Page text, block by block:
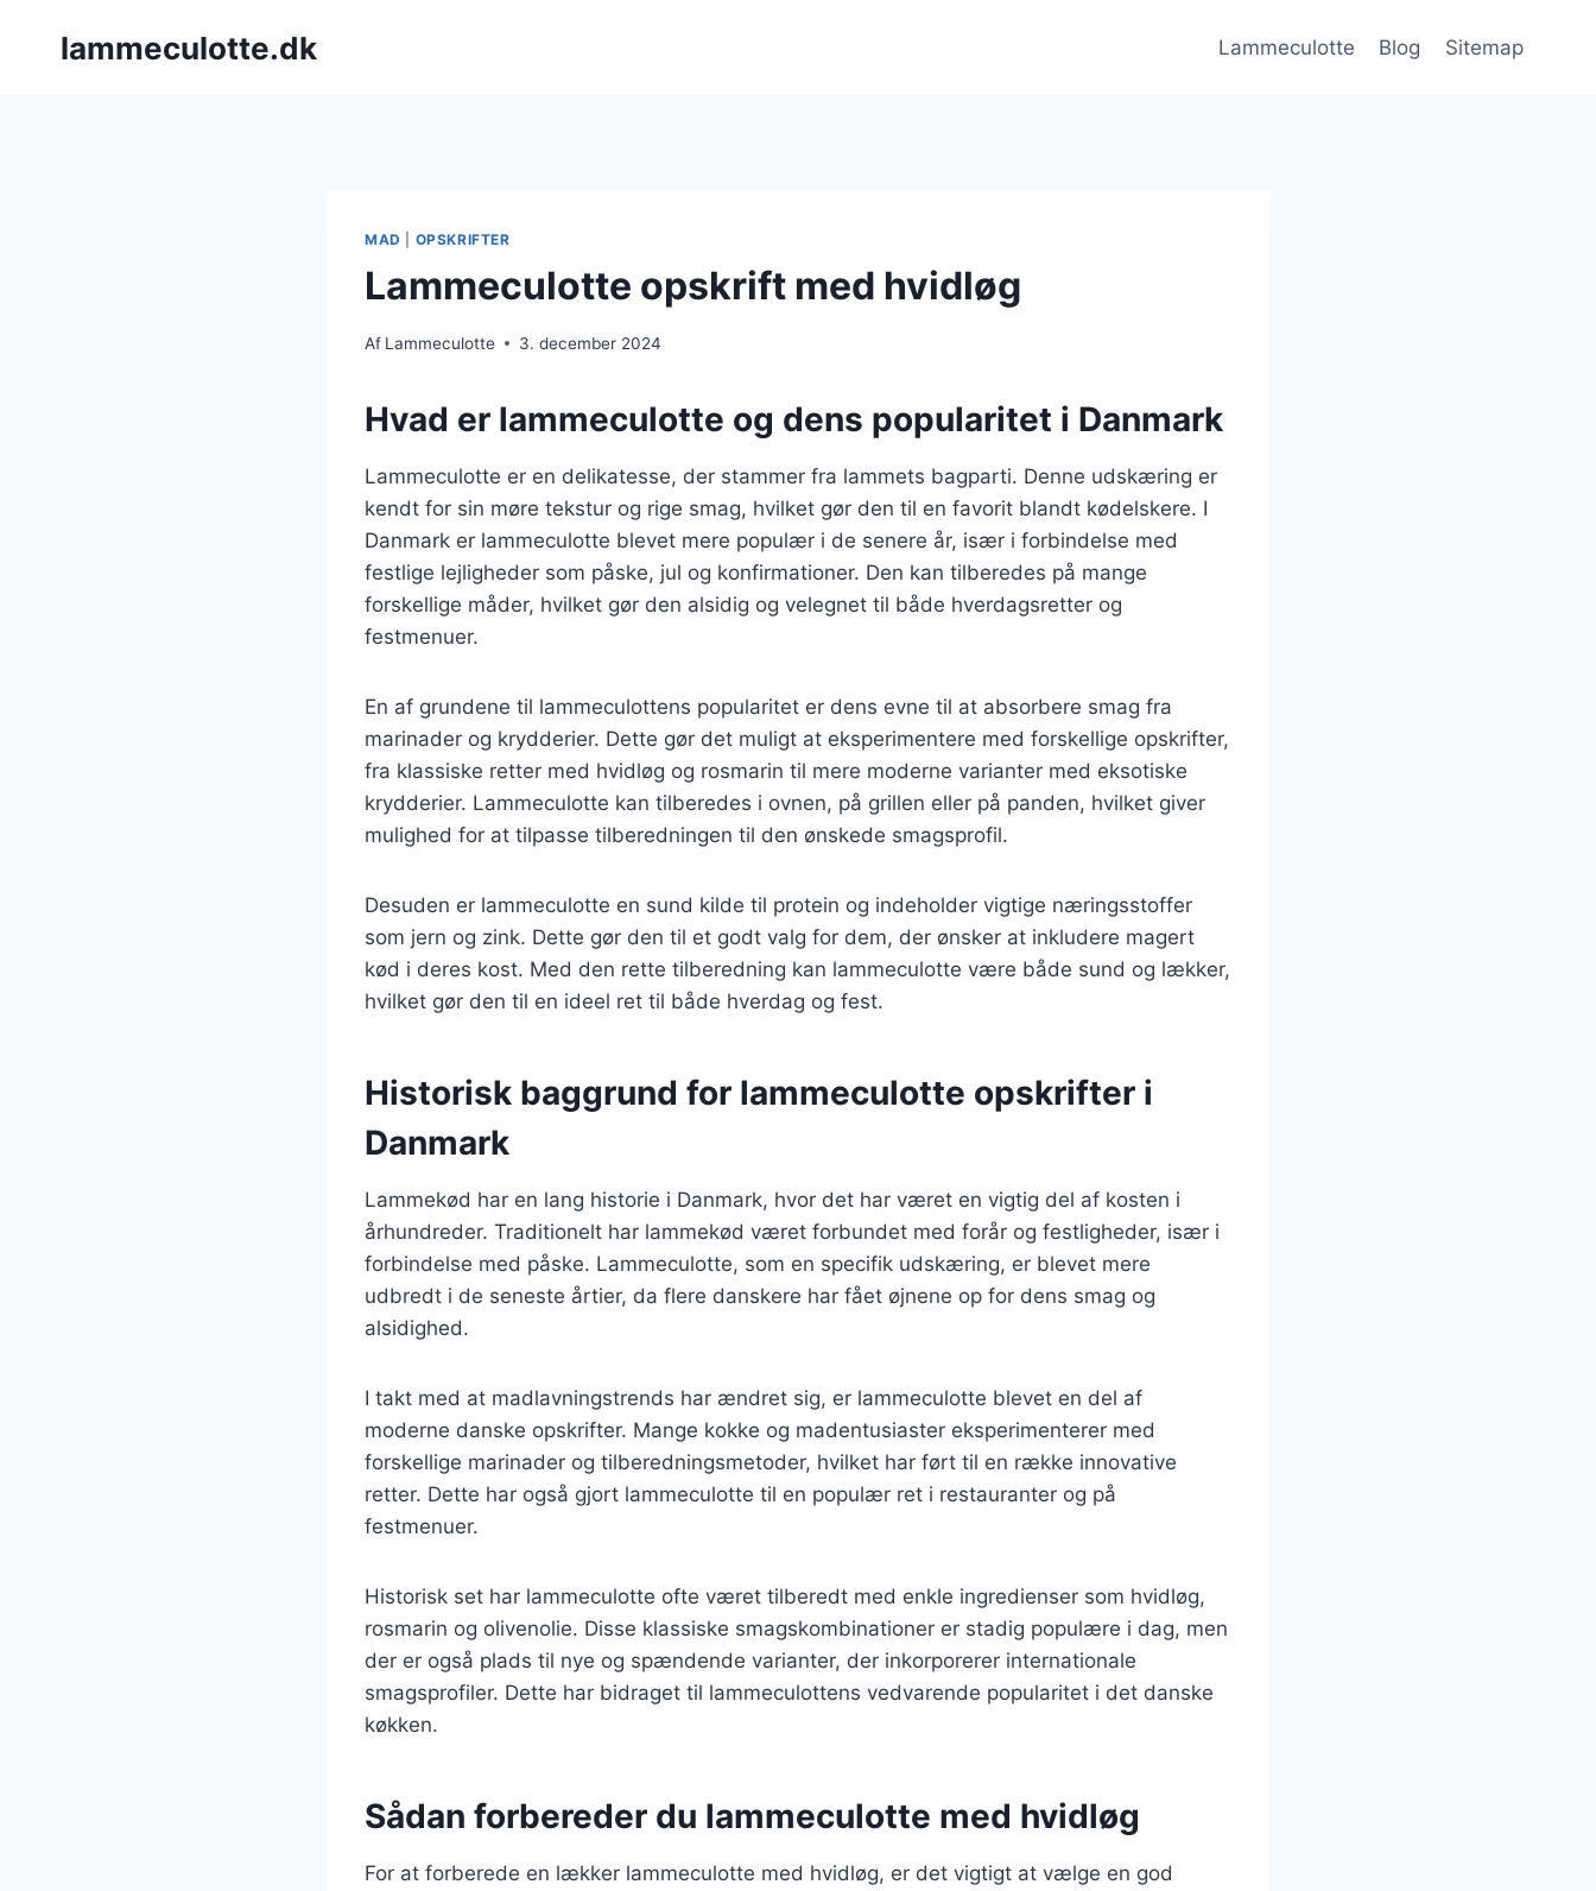
lammeculotte.dk Lammeculotte Blog Sitemap
MAD OPSKRIFTER
Lammeculotte opskrift med hvidløg
Af Lammeculotte 3. december 2024
Hvad er lammeculotte og dens popularitet i Danmark
Lammeculotte er en delikatesse, der stammer fra lammets bagparti. Denne udskæring er
kendt for sin møre tekstur og rige smag, hvilket gør den til en favorit blandt kødelskere. I
Danmark er lammeculotte blevet mere populær i de senere år, især i forbindelse med
festlige lejligheder som påske, jul og konfirmationer. Den kan tilberedes på mange
forskellige måder, hvilket gør den alsidig og velegnet til både hverdagsretter og
festmenuer.
En af grundene til lammeculottens popularitet er dens evne til at absorbere smag fra
marinader og krydderier. Dette gør det muligt at eksperimentere med forskellige opskrifter,
fra klassiske retter med hvidløg og rosmarin til mere moderne varianter med eksotiske
krydderier. Lammeculotte kan tilberedes i ovnen, på grillen eller på panden, hvilket giver
mulighed for at tilpasse tilberedningen til den ønskede smagsprofil.
Desuden er lammeculotte en sund kilde til protein og indeholder vigtige næringsstoffer
som jern og zink. Dette gør den til et godt valg for dem, der ønsker at inkludere magert
kød i deres kost. Med den rette tilberedning kan lammeculotte være både sund og lækker,
hvilket gør den til en ideel ret til både hverdag og fest.
Historisk baggrund for lammeculotte opskrifter i
Danmark
Lammekød har en lang historie i Danmark, hvor det har været en vigtig del af kosten i
århundreder. Traditionelt har lammekød været forbundet med forår og festligheder, især i
forbindelse med påske. Lammeculotte, som en specifik udskæring, er blevet mere
udbredt i de seneste årtier, da flere danskere har fået øjnene op for dens smag og
alsidighed.
I takt med at madlavningstrends har ændret sig, er lammeculotte blevet en del af
moderne danske opskrifter. Mange kokke og madentusiaster eksperimenterer med
forskellige marinader og tilberedningsmetoder, hvilket har ført til en række innovative
retter. Dette har også gjort lammeculotte til en populær ret i restauranter og på
festmenuer.
Historisk set har lammeculotte ofte været tilberedt med enkle ingredienser som hvidløg,
rosmarin og olivenolie. Disse klassiske smagskombinationer er stadig populære i dag, men
der er også plads til nye og spændende varianter, der inkorporerer internationale
smagsprofiler. Dette har bidraget til lammeculottens vedvarende popularitet i det danske
køkken.
Sådan forbereder du lammeculotte med hvidløg
For at forberede en lækker lammeculotte med hvidløg, er det vigtigt at vælge en god